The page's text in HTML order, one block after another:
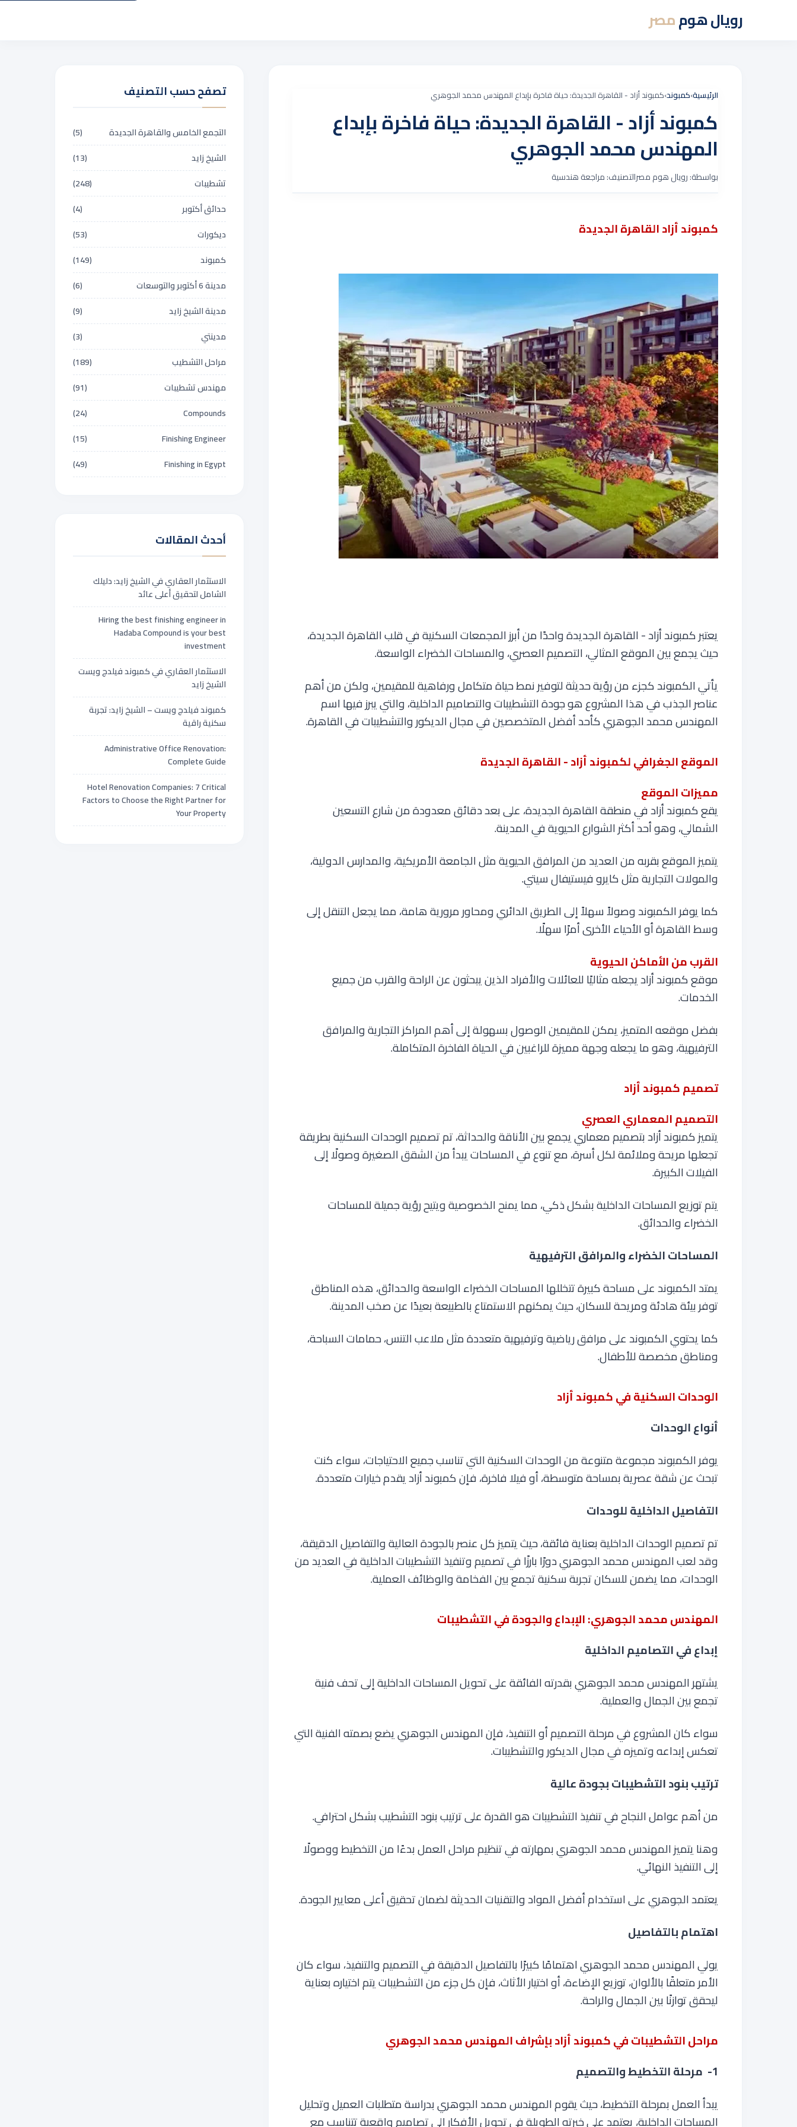
رويال هوممصر
الرئيسية›كمبوند›كمبوند أزاد - القاهرة الجديدة: حياة فاخرة بإبداع المهندس محمد الجوهري
كمبوند أزاد - القاهرة الجديدة: حياة فاخرة بإبداع
المهندس محمد الجوهري
بواسطة: رويال هوم مصرالتصنيف: مراجعة هندسية
كمبوند أزاد القاهرة الجديدة
يعتبر كمبوند أزاد - القاهرة الجديدة واحدًا من أبرز المجمعات السكنية في قلب القاهرة الجديدة،
حيث يجمع بين الموقع المثالي، التصميم العصري، والمساحات الخضراء الواسعة.
يأتي الكمبوند كجزء من رؤية حديثة لتوفير نمط حياة متكامل ورفاهية للمقيمين، ولكن من أهم
عناصر الجذب في هذا المشروع هو جودة التشطيبات والتصاميم الداخلية، والتي يبرز فيها اسم
المهندس محمد الجوهري كأحد أفضل المتخصصين في مجال الديكور والتشطيبات في القاهرة.
الموقع الجغرافي لكمبوند أزاد - القاهرة الجديدة
مميزات الموقع
يقع كمبوند أزاد في منطقة القاهرة الجديدة، على بعد دقائق معدودة من شارع التسعين
الشمالي، وهو أحد أكثر الشوارع الحيوية في المدينة.
يتميز الموقع بقربه من العديد من المرافق الحيوية مثل الجامعة الأمريكية، والمدارس الدولية،
والمولات التجارية مثل كايرو فيستيفال سيتي.
كما يوفر الكمبوند وصولاً سهلاً إلى الطريق الدائري ومحاور مرورية هامة، مما يجعل التنقل إلى
وسط القاهرة أو الأحياء الأخرى أمرًا سهلًا.
القرب من الأماكن الحيوية
موقع كمبوند أزاد يجعله مثاليًا للعائلات والأفراد الذين يبحثون عن الراحة والقرب من جميع
الخدمات.
بفضل موقعه المتميز، يمكن للمقيمين الوصول بسهولة إلى أهم المراكز التجارية والمرافق
الترفيهية، وهو ما يجعله وجهة مميزة للراغبين في الحياة الفاخرة المتكاملة.
تصميم كمبوند أزاد
التصميم المعماري العصري
يتميز كمبوند أزاد بتصميم معماري يجمع بين الأناقة والحداثة، تم تصميم الوحدات السكنية بطريقة
تجعلها مريحة وملائمة لكل أسرة، مع تنوع في المساحات يبدأ من الشقق الصغيرة وصولًا إلى
الفيلات الكبيرة.
يتم توزيع المساحات الداخلية بشكل ذكي، مما يمنح الخصوصية ويتيح رؤية جميلة للمساحات
الخضراء والحدائق.
المساحات الخضراء والمرافق الترفيهية
يمتد الكمبوند على مساحة كبيرة تتخللها المساحات الخضراء الواسعة والحدائق، هذه المناطق
توفر بيئة هادئة ومريحة للسكان، حيث يمكنهم الاستمتاع بالطبيعة بعيدًا عن صخب المدينة.
كما يحتوي الكمبوند على مرافق رياضية وترفيهية متعددة مثل ملاعب التنس، حمامات السباحة،
ومناطق مخصصة للأطفال.
الوحدات السكنية في كمبوند أزاد
أنواع الوحدات
يوفر الكمبوند مجموعة متنوعة من الوحدات السكنية التي تناسب جميع الاحتياجات، سواء كنت
تبحث عن شقة عصرية بمساحة متوسطة، أو فيلا فاخرة، فإن كمبوند أزاد يقدم خيارات متعددة.
التفاصيل الداخلية للوحدات
تم تصميم الوحدات الداخلية بعناية فائقة، حيث يتميز كل عنصر بالجودة العالية والتفاصيل الدقيقة،
وقد لعب المهندس محمد الجوهري دورًا بارزًا في تصميم وتنفيذ التشطيبات الداخلية في العديد من
الوحدات، مما يضمن للسكان تجربة سكنية تجمع بين الفخامة والوظائف العملية.
المهندس محمد الجوهري: الإبداع والجودة في التشطيبات
إبداع في التصاميم الداخلية
يشتهر المهندس محمد الجوهري بقدرته الفائقة على تحويل المساحات الداخلية إلى تحف فنية
تجمع بين الجمال والعملية.
سواء كان المشروع في مرحلة التصميم أو التنفيذ، فإن المهندس الجوهري يضع بصمته الفنية التي
تعكس إبداعه وتميزه في مجال الديكور والتشطيبات.
ترتيب بنود التشطيبات بجودة عالية
من أهم عوامل النجاح في تنفيذ التشطيبات هو القدرة على ترتيب بنود التشطيب بشكل احترافي.
وهنا يتميز المهندس محمد الجوهري بمهارته في تنظيم مراحل العمل بدءًا من التخطيط ووصولًا
إلى التنفيذ النهائي.
يعتمد الجوهري على استخدام أفضل المواد والتقنيات الحديثة لضمان تحقيق أعلى معايير الجودة.
اهتمام بالتفاصيل
يولي المهندس محمد الجوهري اهتمامًا كبيرًا بالتفاصيل الدقيقة في التصميم والتنفيذ، سواء كان
الأمر متعلقًا بالألوان، توزيع الإضاءة، أو اختيار الأثاث، فإن كل جزء من التشطيبات يتم اختياره بعناية
ليحقق توازنًا بين الجمال والراحة.
مراحل التشطيبات في كمبوند أزاد بإشراف المهندس محمد الجوهري
1- مرحلة التخطيط والتصميم
يبدأ العمل بمرحلة التخطيط، حيث يقوم المهندس محمد الجوهري بدراسة متطلبات العميل وتحليل
المساحات الداخلية، يعتمد على خبرته الطويلة في تحويل الأفكار إلى تصاميم واقعية تتناسب مع
تصفح حسب التصنيف
التجمع الخامس والقاهرة الجديدة
(5)
الشيخ زايد
(13)
تشطيبات
(248)
حدائق أكتوبر
(4)
ديكورات
(53)
كمبوند
(149)
مدينة 6 أكتوبر والتوسعات
(6)
مدينة الشيخ زايد
(9)
مدينتي
(3)
مراحل التشطيب
(189)
مهندس تشطيبات
(91)
Compounds
(24)
Finishing Engineer
(15)
Finishing in Egypt
(49)
أحدث المقالات
الاستثمار العقاري في الشيخ زايد: دليلك
الشامل لتحقيق أعلى عائد
Hiring the best finishing engineer in
Hadaba Compound is your best
investment
الاستثمار العقاري في كمبوند فيلدج ويست
الشيخ زايد
كمبوند فيلدج ويست – الشيخ زايد: تجربة
سكنية راقية
Administrative Office Renovation:
Complete Guide
Hotel Renovation Companies: 7 Critical
Factors to Choose the Right Partner for
Your Property